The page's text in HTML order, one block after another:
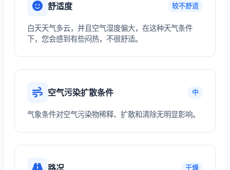
舒适度 较不舒适
白天天气多云，并且空气湿度偏大，在这种天气条件
下，您会感到有些闷热，不很舒适。
空气污染扩散条件 中
气象条件对空气污染物稀释、扩散和清除无明显影响。
路况 干燥